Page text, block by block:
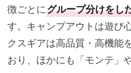
徴ごとにグループ分けをし
す。キャンプアウトは遊び
クスギアは高品質・高機能
おり、ほかにも「モンテ」